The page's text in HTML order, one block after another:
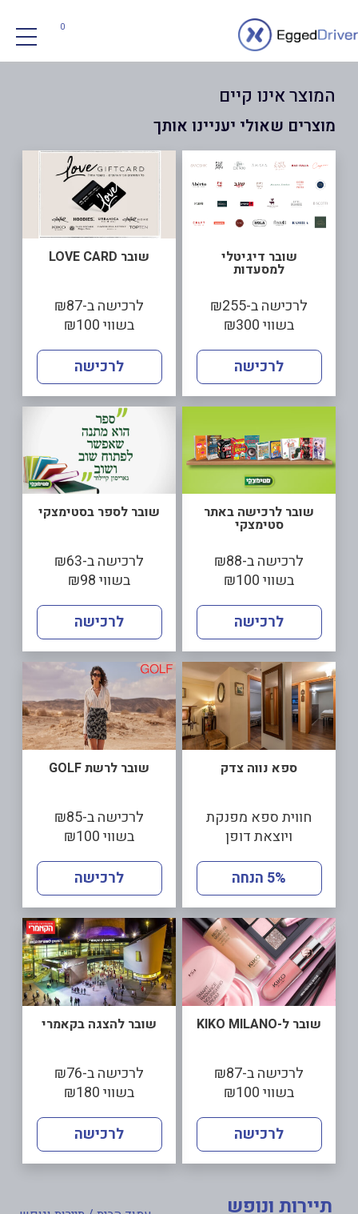
0
המוצר אינו קיים
מוצרים שאולי יעניינו אותך
שובר דיגיטלי
למסעדות
לרכישה ב-₪255
בשווי ₪300
לרכישה
שובר LOVE CARD
לרכישה ב-₪87
בשווי ₪100
לרכישה
שובר לרכישה באתר
סטימצקי
לרכישה ב-₪88
בשווי ₪100
לרכישה
שובר לספר בסטימצקי
לרכישה ב-₪63
בשווי ₪98
לרכישה
ספא נווה צדק
חווית ספא מפנקת
ויוצאת דופן
5% הנחה
שובר לרשת GOLF
לרכישה ב-₪85
בשווי ₪100
לרכישה
שובר ל-KIKO MILANO
לרכישה ב-₪87
בשווי ₪100
לרכישה
שובר להצגה בקאמרי
לרכישה ב-₪76
בשווי ₪180
לרכישה
תיירות ונופש